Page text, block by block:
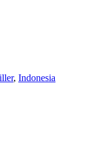
, Indonesia